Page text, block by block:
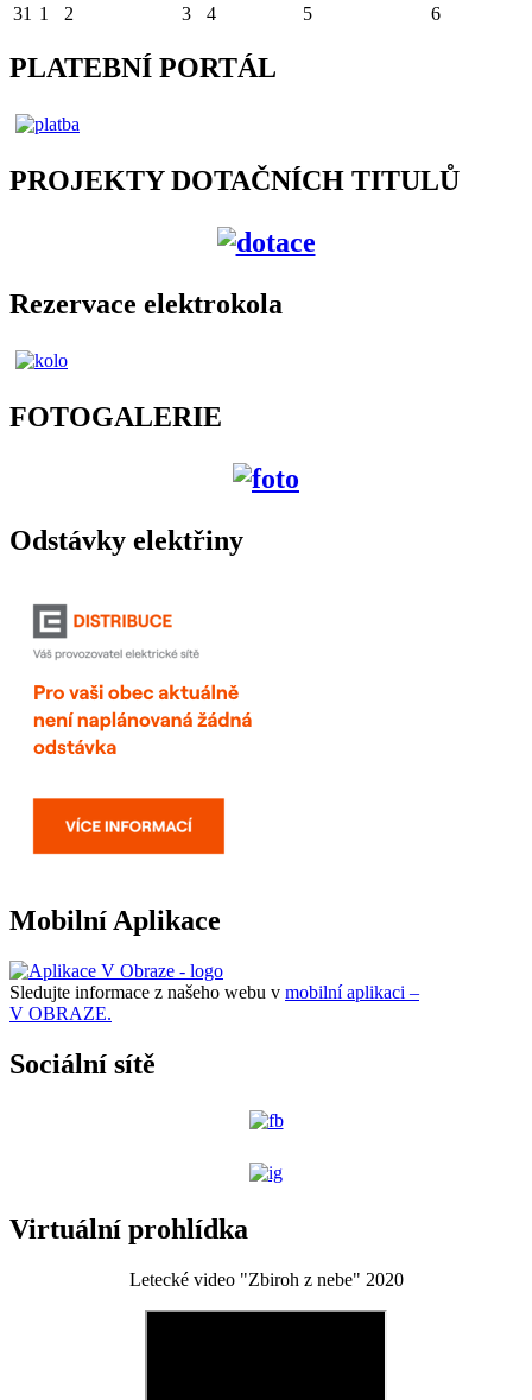
31 1 2 3 4 5 6
PLATEBNÍ PORTÁL
PROJEKTY DOTAČNÍCH TITULŮ
Rezervace elektrokola
FOTOGALERIE
Odstávky elektřiny
Mobilní Aplikace
Sledujte informace z našeho webu v mobilní aplikaci –
V OBRAZE.
Sociální sítě
Virtuální prohlídka
Letecké video "Zbiroh z nebe" 2020